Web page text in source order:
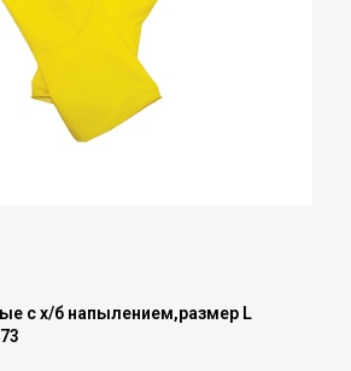
с х/б напылением,размер L